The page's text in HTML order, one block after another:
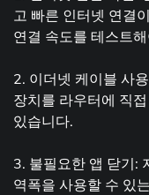
고 빠른 인터넷 연결
연결 속도를 테스트
2. 이더넷 케이블 사
장치를 라우터에 직
있습니다.
3. 불필요한 앱 닫기:
역폭을 사용할 수 있